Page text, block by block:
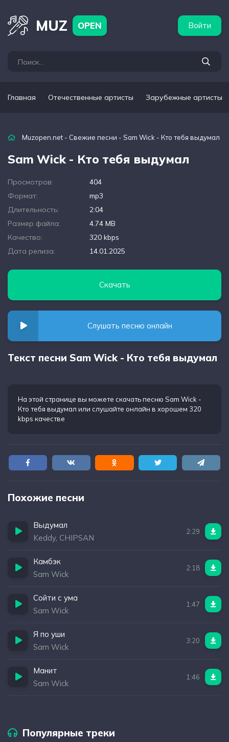
MUZ OPEN Войти
Главная Отечественные артисты Зарубежные артисты
Muzopen.net - Свежие песни - Sam Wick - Кто тебя выдумал
Sam Wick - Кто тебя выдумал
Просмотров:
404
Формат:
mp3
Длительность:
2:04
Размер файла:
4.74 MB
Качество:
320 kbps
Дата релиза:
14.01.2025
Скачать
Слушать песню онлайн
Текст песни Sam Wick - Кто тебя выдумал
На этой странице вы можете скачать песню Sam Wick -
Кто тебя выдумал или слушайте онлайн в хорошем 320
kbps качестве
Похожие песни
Выдумал
Keddy, CHIPSAN
2:29
Камбэк
Sam Wick
2:18
Сойти с ума
Sam Wick
1:47
Я по уши
Sam Wick
3:20
Манит
Sam Wick
1:46
Популярные треки
артисты Популярные подборки